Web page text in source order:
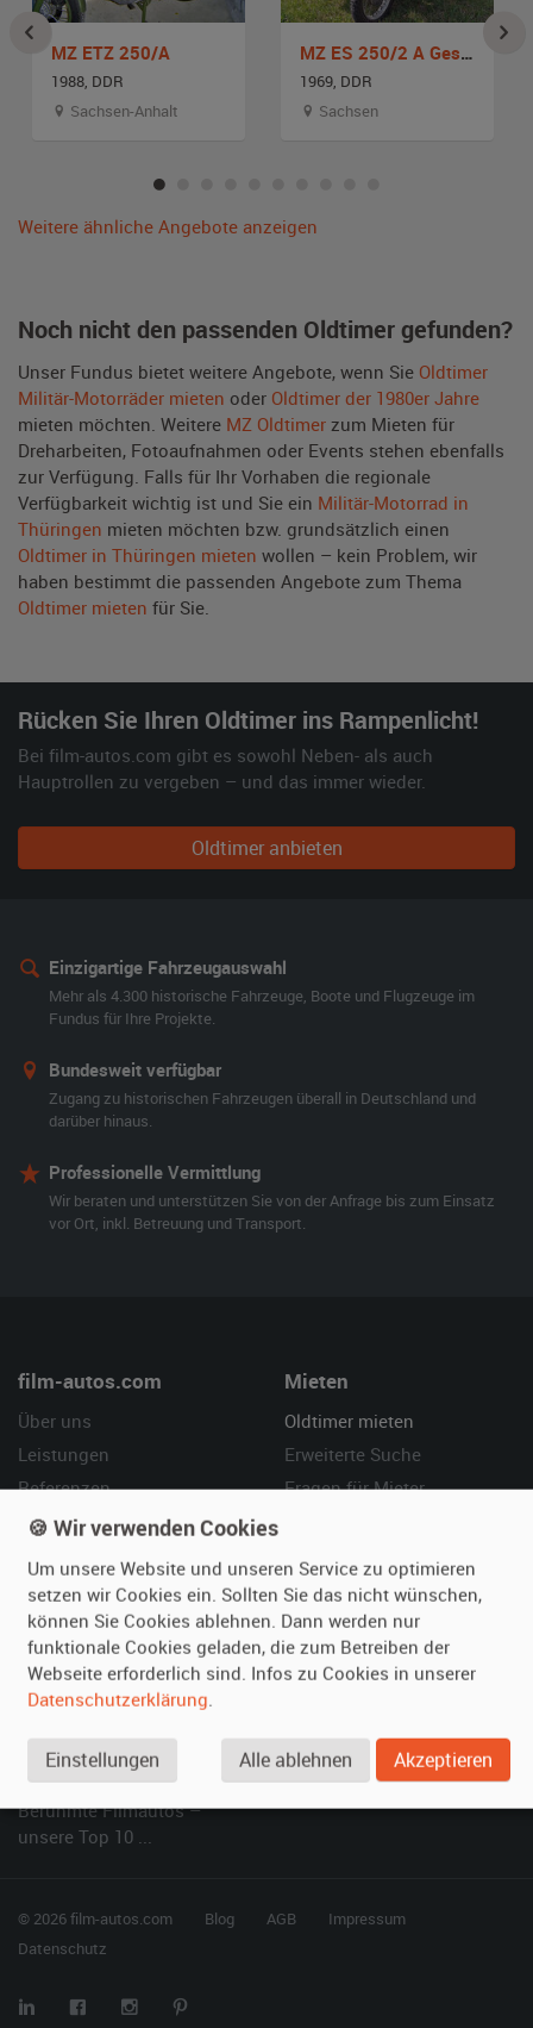
MZ ETZ 250/A
1988, DDR
Sachsen-Anhalt
MZ ES 250/2 A Gespann
1969, DDR
Sachsen
Weitere ähnliche Angebote anzeigen
Noch nicht den passenden Oldtimer gefunden?
Unser Fundus bietet weitere Angebote, wenn Sie Oldtimer
Militär-Motorräder mieten oder Oldtimer der 1980er Jahre
mieten möchten. Weitere MZ Oldtimer zum Mieten für
Dreharbeiten, Fotoaufnahmen oder Events stehen ebenfalls
zur Verfügung. Falls für Ihr Vorhaben die regionale
Verfügbarkeit wichtig ist und Sie ein Militär-Motorrad in
Thüringen mieten möchten bzw. grundsätzlich einen
Oldtimer in Thüringen mieten wollen – kein Problem, wir
haben bestimmt die passenden Angebote zum Thema
Oldtimer mieten für Sie.
Rücken Sie Ihren Oldtimer ins Rampenlicht!
Bei film-autos.com gibt es sowohl Neben- als auch
Hauptrollen zu vergeben – und das immer wieder.
Oldtimer anbieten
Einzigartige Fahrzeugauswahl
Mehr als 4.300 historische Fahrzeuge, Boote und Flugzeuge im
Fundus für Ihre Projekte.
Bundesweit verfügbar
Zugang zu historischen Fahrzeugen überall in Deutschland und
darüber hinaus.
Professionelle Vermittlung
Wir beraten und unterstützen Sie von der Anfrage bis zum Einsatz
vor Ort, inkl. Betreuung und Transport.
film-autos.com
Über uns
Leistungen
Referenzen
Kundenmeinungen
Mieten
Oldtimer mieten
Erweiterte Suche
Fragen für Mieter
Vermieten
Oldtimer anmelden
Fotos senden
Fragen für Vermieter
Hilfe
Häufige Fragen (FAQ)
So funktioniert's
SPECIAL
Berühmte Filmautos –
unsere Top 10 ...
© 2026 film-autos.com Blog AGB
Impressum
Datenschutz
🍪 Wir verwenden Cookies
Um unsere Website und unseren Service zu optimieren
setzen wir Cookies ein. Sollten Sie das nicht wünschen,
können Sie Cookies ablehnen. Dann werden nur
funktionale Cookies geladen, die zum Betreiben der
Webseite erforderlich sind. Infos zu Cookies in unserer
Datenschutzerklärung.
Einstellungen Alle ablehnen Akzeptieren